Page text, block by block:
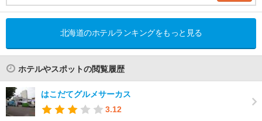
北海道のホテルランキングをもっと見る
ホテルやスポットの閲覧履歴
はこだてグルメサーカス
3.12